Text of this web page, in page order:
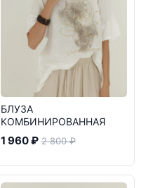
БЛУЗА
КОМБИНИРОВАННАЯ
1 960 ₽ 2 800 ₽